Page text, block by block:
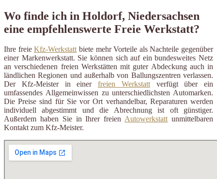
Wo finde ich in Holdorf, Niedersachsen
eine empfehlenswerte Freie Werkstatt?
Ihre freieKfz-Werkstattbiete mehr Vorteile als Nachteile gegenüber
einer Markenwerkstatt. Sie können sich auf ein bundesweites Netz
an verschiedenen freien Werkstätten mit guter Abdeckung auch in
ländlichen Regionen und außerhalb von Ballungszentren verlassen.
Der Kfz-Meister in einer freien Werkstattverfügt über ein
umfassendes Allgemeinwissen zu unterschiedlichsten Automarken.
Die Preise sind für Sie vor Ort verhandelbar, Reparaturen werden
individuell abgestimmt und die Abrechnung ist oft günstiger.
Außerdem haben Sie in Ihrer freienAutowerkstattunmittelbaren
Kontakt zum Kfz-Meister.